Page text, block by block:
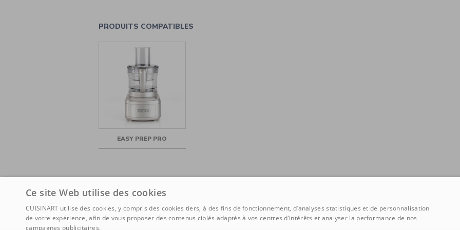
PRODUITS COMPATIBLES
EASY PREP PRO
Ce site Web utilise des cookies
CUISINART utilise des cookies, y compris des cookies tiers, à des fins de fonctionnement, d’analyses statistiques et de personnalisation
de votre expérience, afin de vous proposer des contenus ciblés adaptés à vos centres d’intérêts et analyser la performance de nos
campagnes publicitaires.